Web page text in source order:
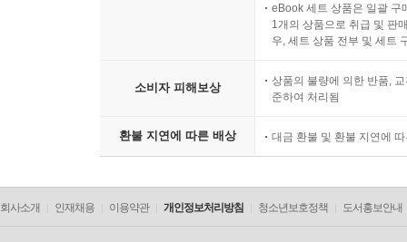
eBook 세트 상품은 일괄 구
1개의 상품으로 취급 및 판
우, 세트 상품 전부 및 세트
소비자 피해보상
상품의 불량에 의한 반품,
준하여 처리됨
환불 지연에 따른 배상 대금 환불 및 환불 지연에
회사소개 인재채용 이용약관 개인정보처리방침 청소년보호정책 도서홍보안내